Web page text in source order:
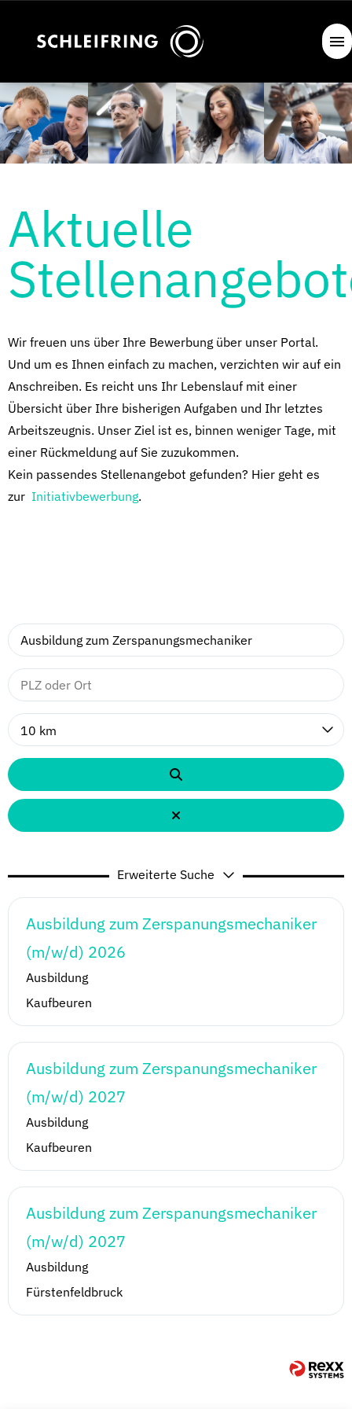
Aktuelle
Wir freuen uns über Ihre Bewerbung über unser Portal.
Und um es Ihnen einfach zu machen, verzichten wir auf ein
Anschreiben. Es reicht uns Ihr Lebenslauf mit einer
Übersicht über Ihre bisherigen Aufgaben und Ihr letztes
Arbeitszeugnis. Unser Ziel ist es, binnen weniger Tage, mit
einer Rückmeldung auf Sie zuzukommen.
Kein passendes Stellenangebot gefunden? Hier geht es
zur Initiativbewerbung.
10 km
Erweiterte Suche
Ausbildung zum Zerspanungsmechaniker
(m/w/d) 2026
Ausbildung
Kaufbeuren
Ausbildung zum Zerspanungsmechaniker
(m/w/d) 2027
Ausbildung
Kaufbeuren
Ausbildung zum Zerspanungsmechaniker
(m/w/d) 2027
Ausbildung
Fürstenfeldbruck